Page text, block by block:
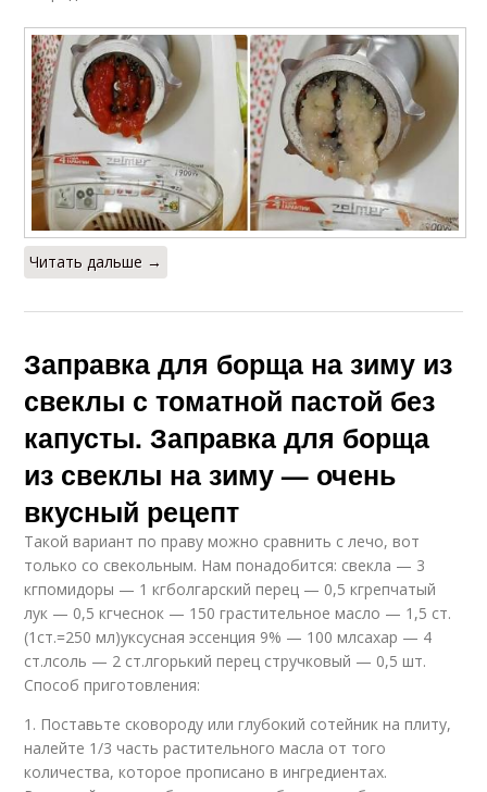
Читать дальше →
Заправка для борща на зиму из
свеклы с томатной пастой без
капусты. Заправка для борща
из свеклы на зиму — очень
вкусный рецепт
Такой вариант по праву можно сравнить с лечо, вот
только со свекольным. Нам понадобится: свекла — 3
кгпомидоры — 1 кгболгарский перец — 0,5 кгрепчатый
лук — 0,5 кгчеснок — 150 грастительное масло — 1,5 ст.
(1ст.=250 мл)уксусная эссенция 9% — 100 млсахар — 4
ст.лсоль — 2 ст.лгорький перец стручковый — 0,5 шт.
Способ приготовления:
1. Поставьте сковороду или глубокий сотейник на плиту,
налейте 1/3 часть растительного масла от того
количества, которое прописано в ингредиентах.